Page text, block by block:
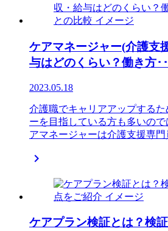
ケアマネージャー(介護支
与はどのくらい？働き方･
2023.05.18
介護職でキャリアアップする
ーを目指している方も多いの
アマネージャーは介護支援専門

ケアプラン検証とは？検